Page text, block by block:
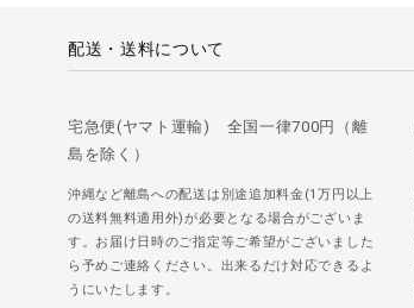
配送・送料について
宅急便(ヤマト運輸) 全国一律700円（離
島を除く）
沖縄など離島への配送は別途追加料金(1万円以上
の送料無料適用外)が必要となる場合がございま
す。お届け日時のご指定等ご希望がございました
ら予めご連絡ください。出来るだけ対応できるよ
うにいたします。